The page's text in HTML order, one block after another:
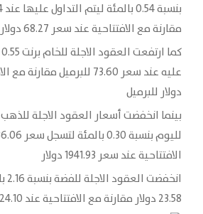
مقارنة مع الافتتاحية عند سعر 68.27 دولار للبرميل
دولار للبرميل
بينما انخفضت أسعار العقود الاجلة
الافتتاحية عند سعر 1941.93 دولار
23.58 دولار مقارنة مع الافتتاحية عند 24.10 دولار